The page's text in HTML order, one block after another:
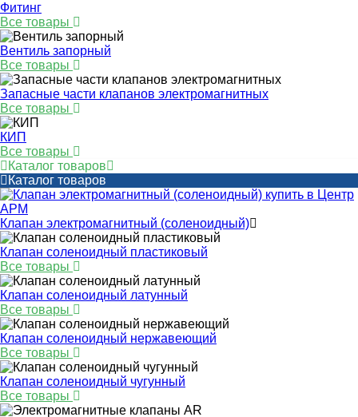
Фитинг
Все товары
Вентиль запорный
Все товары
Запасные части клапанов электромагнитных
Все товары
КИП
Все товары
Каталог товаров
Каталог товаров
Клапан электромагнитный (соленоидный)
Клапан соленоидный пластиковый
Все товары
Клапан соленоидный латунный
Все товары
Клапан соленоидный нержавеющий
Все товары
Клапан соленоидный чугунный
Все товары